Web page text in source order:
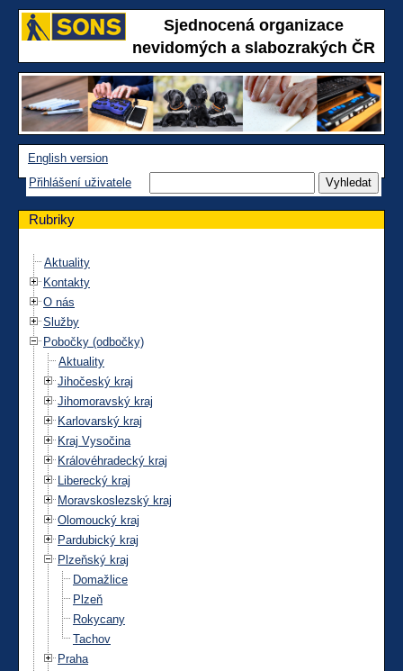
Sjednocená organizace
nevidomých a slabozrakých ČR
English version
Přihlášení uživatele
Rubriky
Aktuality
Kontakty
O nás
Služby
Pobočky (odbočky)
Aktuality
Jihočeský kraj
Jihomoravský kraj
Karlovarský kraj
Kraj Vysočina
Královéhradecký kraj
Liberecký kraj
Moravskoslezský kraj
Olomoucký kraj
Pardubický kraj
Plzeňský kraj
Domažlice
Plzeň
Rokycany
Tachov
Praha